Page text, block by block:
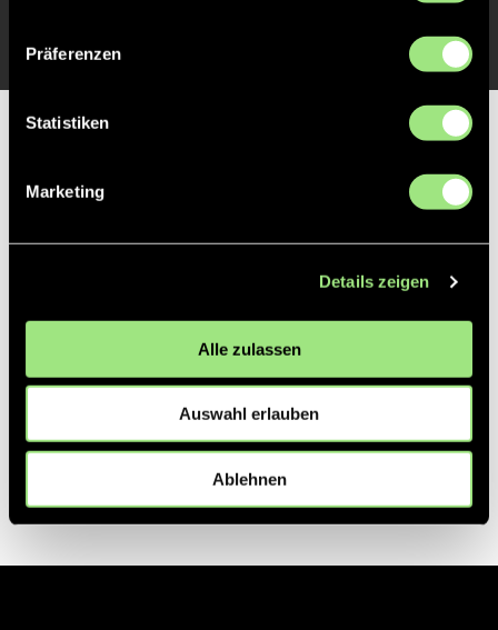
Präferenzen
Statistiken
Marketing
Details zeigen
Alle zulassen
Auswahl erlauben
Ablehnen
Partner